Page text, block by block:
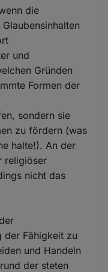
die
und
Gründen
Formen der
sondern sie
zu fördern (was
halte!). An der
religiöser
nicht das
der Fähigkeit zu
und Handeln
der steten